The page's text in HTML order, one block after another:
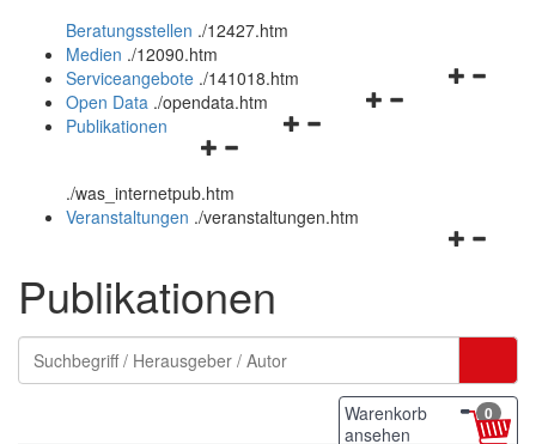
und
schließen
Beratungsstellen ./12427.htm
Medien ./12090.htm
Navigationsmenü
Serviceangebote ./141018.htm
Navigationsmenü
Open Data ./opendata.htm
Navigationsmenü
und
schließen
Publikationen
./was_internetpub.htm
Veranstaltungen ./veranstaltungen.htm
Publikationen
Warenkorb
ansehen
0